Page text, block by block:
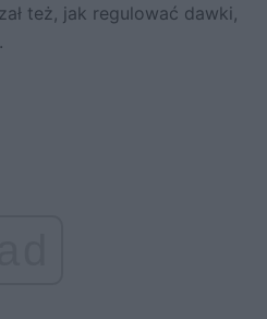
też, jak regulować dawki,